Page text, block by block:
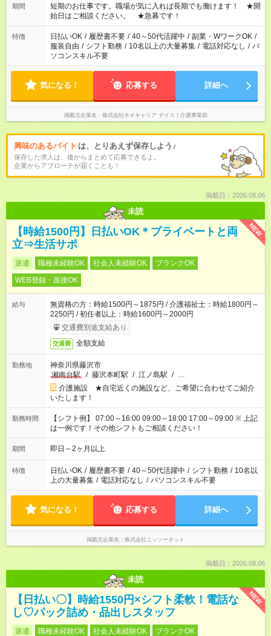
あれば調整できます！ ※シフト制。勤務地により実働時間が異
なります。★家庭の都合でお休みが必要な場合も遠慮なくご相談
ください。
期間
短期のお仕事です。職場が気に入れば長期でも働けます！ ★開
始日はご相談ください。 ★急募です！
特徴 日払いOK / 履歴書不要 / 40～50代活躍中 / 副業・WワークOK /
服装自由 / シフト勤務 / 10名以上の大量募集 / 電話対応なし / パ
ソコンスキル不要
気になる！ 応募する 詳細へ
掲載元企業名 株式会社ネオキャリア ナイス！介護事業部
興味のあるバイト は、とりあえず保存しよう♪
保存した求人は、後からまとめて応募できるよ。
企業からアプローチが届くことも！
掲載日：2026.08.06
未読
NEW
【時給1500円】日払いOK＊プライベートと両
立⇒生活サポ
派遣 職種未経験OK 社会人未経験OK
ブランクOK
WEB登録・面接OK
給与
無資格の方：時給1500円～1875円 / 介護福祉士：時給1800円～
2250円 / 初任者以上：時給1600円～2000円
交通費別途支給あり
交通費 全額支給
勤務地
神奈川県藤沢市
湘南台駅
/ 藤沢本町駅 / 江ノ島駅 / …
介護施設 ★自宅近くの施設など、ご希望に合わせてご紹介
いたします！
勤務時間
【シフト例】 07:00～16:00 09:00～18:00 17:00～09:00 ※ 上記
は一例です！その他シフトもご相談ください！
期間 即日～2ヶ月以上
特徴 日払いOK / 履歴書不要 / 40～50代活躍中 / シフト勤務 / 10名以
上の大量募集 / 電話対応なし / パソコンスキル不要
気になる！ 応募する 詳細へ
掲載元企業名 株式会社ニッソーネット
掲載日：2026.08.06
未読
NEW
【日払い〇】時給1550円×シフト柔軟！電話な
し♡パック詰め・品出しスタッフ
派遣 職種未経験OK 社会人未経験OK
ブランクOK